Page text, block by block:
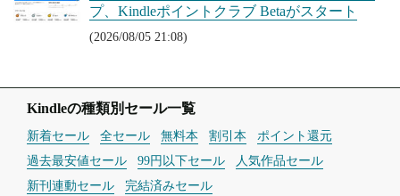
プ、Kindleポイントクラブ Betaがスタート
(2026/08/05 21:08)
Kindleの種類別セール一覧
新着セール 全セール 無料本 割引本
ポイント還元
過去最安値セール
99円以下セール
人気作品セール
新刊連動セール
完結済みセール